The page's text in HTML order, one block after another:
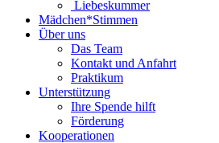
Liebeskummer
Mädchen*Stimmen
Über uns
Das Team
Kontakt und Anfahrt
Praktikum
Unterstützung
Ihre Spende hilft
Förderung
Kooperationen